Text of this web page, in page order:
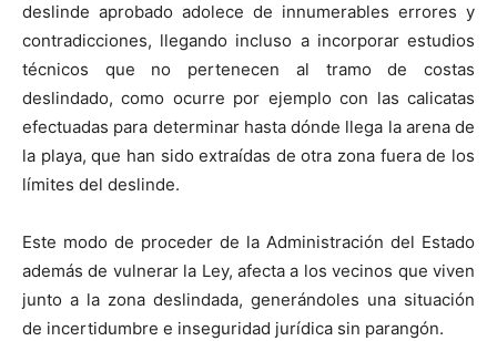
deslinde aprobado adolece de innumerables errores y
contradicciones, llegando incluso a incorporar estudios
técnicos que no pertenecen al tramo de costas
deslindado, como ocurre por ejemplo con las calicatas
efectuadas para determinar hasta dónde llega la arena de
la playa, que han sido extraídas de otra zona fuera de los
límites del deslinde.
Este modo de proceder de la Administración del Estado
además de vulnerar la Ley, afecta a los vecinos que viven
junto a la zona deslindada, generándoles una situación
de incertidumbre e inseguridad jurídica sin parangón.